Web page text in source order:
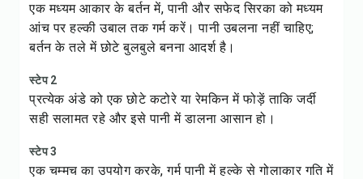
एक मध्यम आकार के बर्तन में, पानी और सफेद सिरका को मध्यम
आंच पर हल्की उबाल तक गर्म करें। पानी उबलना नहीं चाहिए;
बर्तन के तले में छोटे बुलबुले बनना आदर्श है।
स्टेप 2
प्रत्येक अंडे को एक छोटे कटोरे या रेमकिन में फोड़ें ताकि जर्दी
सही सलामत रहे और इसे पानी में डालना आसान हो।
स्टेप 3
एक चम्मच का उपयोग करके, गर्म पानी में हल्के से गोलाकार गति में